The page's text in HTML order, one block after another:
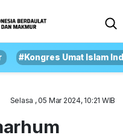
#Kongres Umat Islam
Selasa , 05 Mar 2024, 10:21 WIB